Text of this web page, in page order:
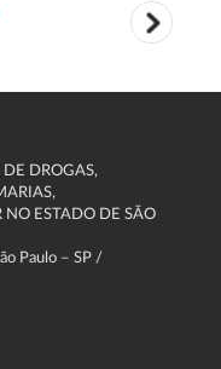
DROGAS,
NO ESTADO DE SÃO
Paulo – SP /